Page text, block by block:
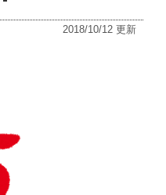
2018/10/12 更新